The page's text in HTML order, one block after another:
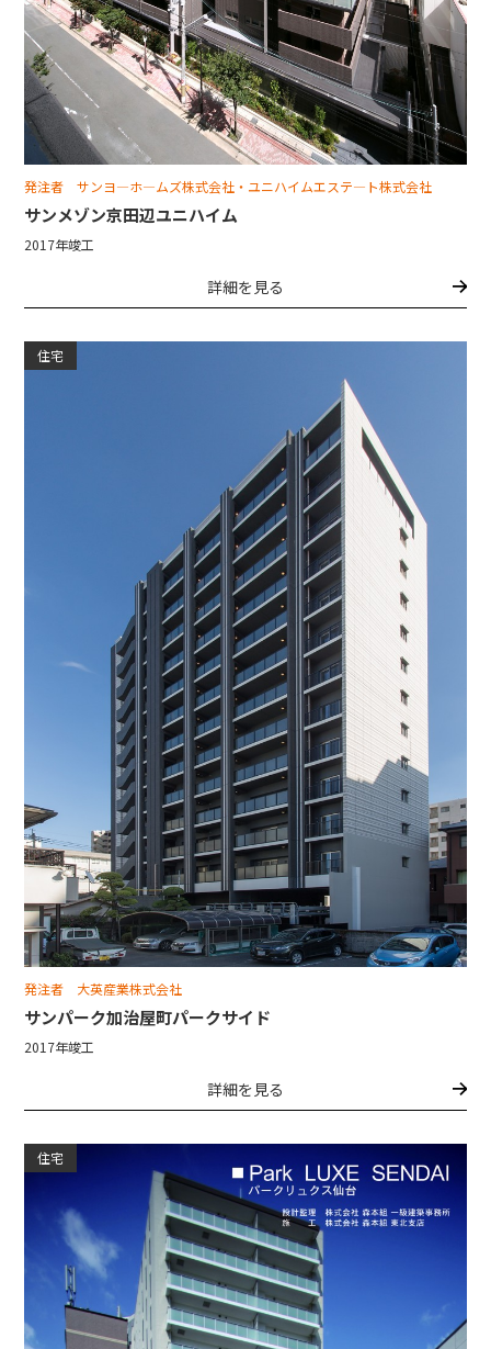
発注者 サンヨ―ホ―ムズ株式会社・ユニハイムエステ―ト株式会社
サンメゾン京田辺ユニハイム
2017年竣工
詳細を見る
住宅
発注者 大英産業株式会社
サンパーク加治屋町パークサイド
2017年竣工
詳細を見る
住宅